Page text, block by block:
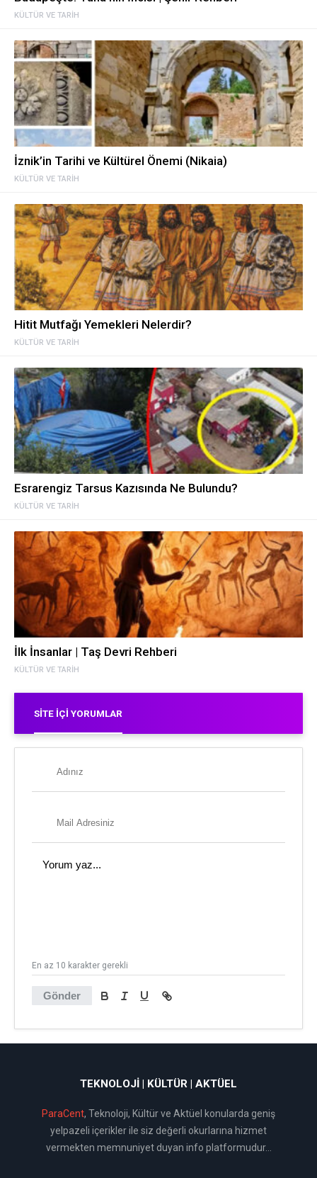
KÜLTÜR VE TARIH
KÜLTÜR VE TARIH
İznik’in Tarihi ve Kültürel Önemi (Nikaia)
KÜLTÜR VE TARIH
Hitit Mutfağı Yemekleri Nelerdir?
KÜLTÜR VE TARIH
Esrarengiz Tarsus Kazısında Ne Bulundu?
KÜLTÜR VE TARIH
İlk İnsanlar | Taş Devri Rehberi
SITE İÇI YORUMLAR
Gönder
En az 10 karakter gerekli
TEKNOLOJI | KÜLTÜR | AKTÜEL
ParaCent, Teknoloji, Kültür ve Aktüel konularda geniş
yelpazeli içerikler ile siz değerli okurlarına hizmet
vermekten memnuniyet duyan info platformudur...